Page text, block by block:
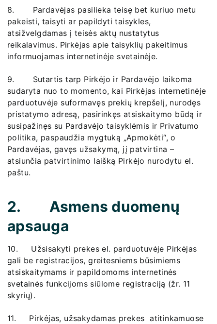
8. Pardavėjas pasilieka teisę bet kuriuo metu
pakeisti, taisyti ar papildyti taisykles,
atsižvelgdamas į teisės aktų nustatytus
reikalavimus. Pirkėjas apie taisyklių pakeitimus
informuojamas internetinėje svetainėje.
9. Sutartis tarp Pirkėjo ir Pardavėjo laikoma
sudaryta nuo to momento, kai Pirkėjas internetinėje
parduotuvėje suformavęs prekių krepšelį, nurodęs
pristatymo adresą, pasirinkęs atsiskaitymo būdą ir
susipažinęs su Pardavėjo taisyklėmis ir Privatumo
politika, paspaudžia mygtuką „Apmokėti“, o
Pardavėjas, gavęs užsakymą, jį patvirtina –
atsiunčia patvirtinimo laišką Pirkėjo nurodytu el.
paštu.
2. Asmens duomenų
apsauga
10. Užsisakyti prekes el. parduotuvėje Pirkėjas
gali be registracijos, greitesniems būsimiems
atsiskaitymams ir papildomoms internetinės
svetainės funkcijoms siūlome registraciją (žr. 11
skyrių).
11. Pirkėjas, užsakydamas prekes atitinkamuose